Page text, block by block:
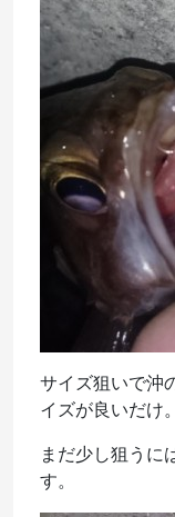
サイズ狙いで沖
イズが良いだけ。
まだ少し狙うに
す。